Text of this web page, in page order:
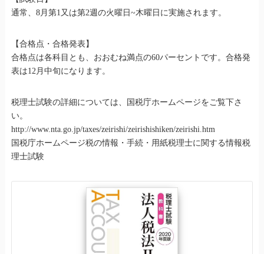
通常、8月第1又は第2週の火曜日~木曜日に実施されます。
【合格点・合格発表】
合格点は各科目とも、おおむね満点の60パーセントです。合格発
表は12月中旬になります。
税理士試験の詳細については、国税庁ホームページをご覧下さ
い。
http://www.nta.go.jp/taxes/zeirishi/zeirishishiken/zeirishi.htm
国税庁ホームページ税の情報・手続・用紙税理士に関する情報税
理士試験